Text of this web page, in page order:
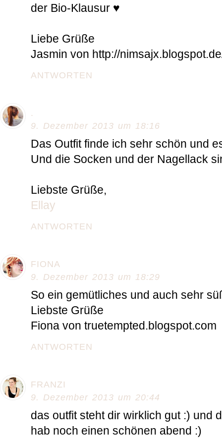
der Bio-Klausur ♥
Liebe Grüße
Jasmin von http://
ANTWORTEN
.
9. Dezember 2013 um 18:16
Das Outfit finde ich sehr schön und
Und die Socken und der Nagellack
Liebste Grüße,
Ellay
ANTWORTEN
FIONA
9. Dezember 2013 um 18:29
So ein gemütliches und auch sehr
Liebste Grüße
Fiona von truetempted.blogspot.com
ANTWORTEN
FRANZI
9. Dezember 2013 um 20:44
das outfit steht dir wirklich gut :) und
hab noch einen schönen abend :)